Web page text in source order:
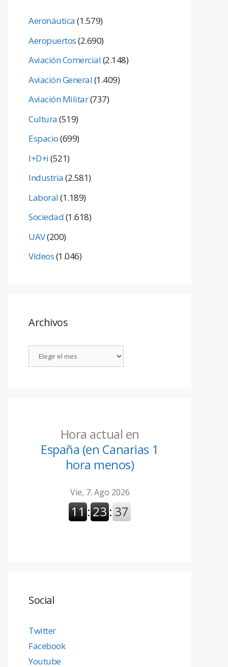
Aeronáutica(1.579)
Aeropuertos(2.690)
Aviación Comercial(2.148)
Aviación General(1.409)
Aviación Militar(737)
Cultura(519)
Espacio(699)
I+D+i(521)
Industria(2.581)
Laboral(1.189)
Sociedad(1.618)
UAV(200)
Vídeos(1.046)
Archivos
Hora actual en
España (en Canarias 1
hora menos)
Social
Twitter
Facebook
Youtube